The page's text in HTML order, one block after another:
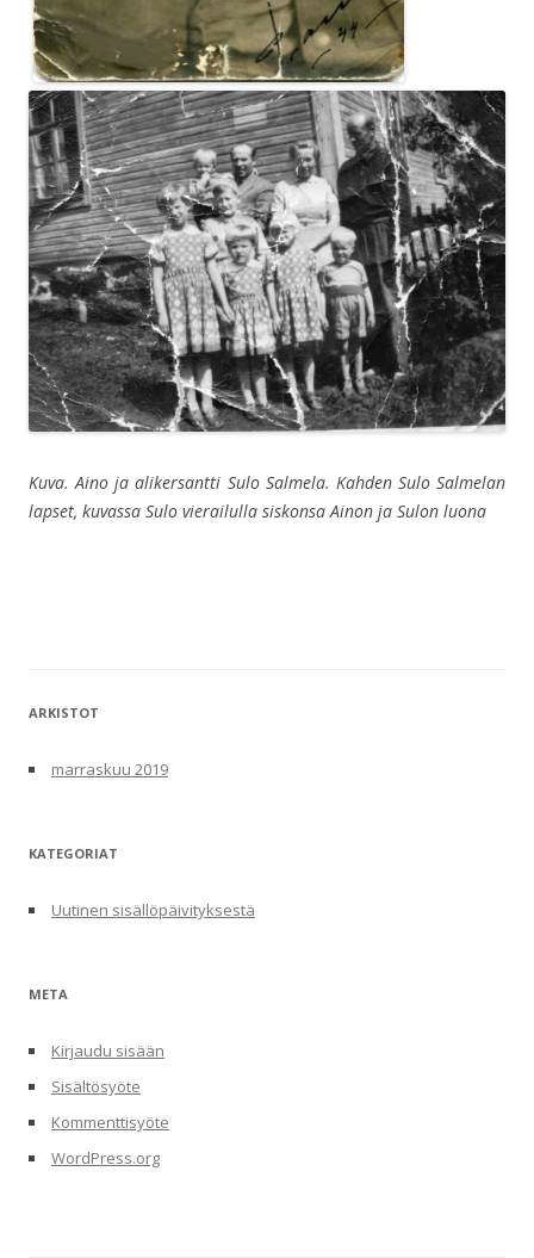
Kuva. Aino ja alikersantti Sulo Salmela. Kahden Sulo Salmelan
lapset, kuvassa Sulo vierailulla siskonsa Ainon ja Sulon luona
ARKISTOT
marraskuu 2019
KATEGORIAT
Uutinen sisällöpäivityksestä
META
Kirjaudu sisään
Sisältösyöte
Kommenttisyöte
WordPress.org